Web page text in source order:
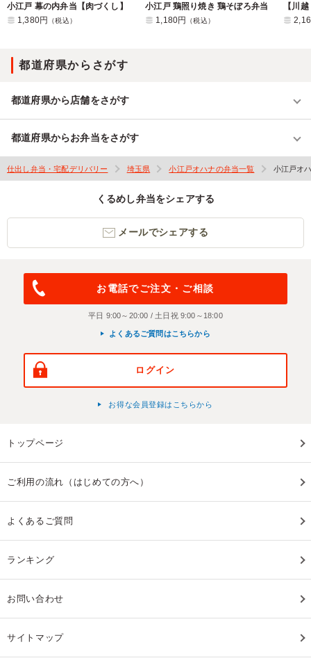
小江戸 幕の内弁当【肉づくし】
1,380円
（税込）
小江戸 鶏照り焼き 鶏そぼろ弁当
1,180円
（税込）
都道府県からさがす
都道府県から店舗をさがす
都道府県からお弁当をさがす
仕出し弁当・宅配デリバリー 埼玉県 小江戸オハナの弁当一覧 小江戸オ
くるめし弁当をシェアする
メールでシェアする
お電話でご注文・ご相談
平日 9:00～20:00 / 土日祝 9:00～18:00
よくあるご質問はこちらから
ログイン
お得な会員登録はこちらから
トップページ
ご利用の流れ（はじめての方へ）
よくあるご質問
ランキング
お問い合わせ
サイトマップ